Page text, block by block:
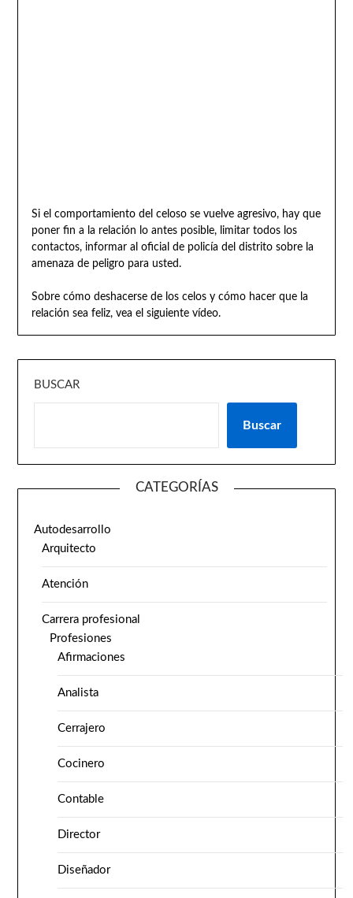
Si el comportamiento del celoso se vuelve agresivo, hay que
poner fin a la relación lo antes posible, limitar todos los
contactos, informar al oficial de policía del distrito sobre la
amenaza de peligro para usted.
Sobre cómo deshacerse de los celos y cómo hacer que la
relación sea feliz, vea el siguiente vídeo.
BUSCAR
Buscar
CATEGORÍAS
Autodesarrollo
Arquitecto
Atención
Carrera profesional
Profesiones
Afirmaciones
Analista
Cerrajero
Cocinero
Contable
Director
Diseñador